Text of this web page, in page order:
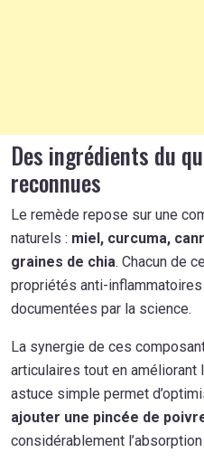
Des ingrédients du
reconnues
Le remède repose sur une
naturels : miel, curcuma,
graines de chia. Chacun de
propriétés anti-
documentées par la science.
La synergie de ces
articulaires tout en améliorant
astuce simple permet
ajouter une pincée de
considérablement